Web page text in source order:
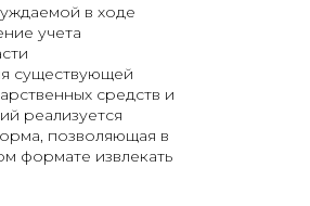
в ходе
учета
существующей
средств и
реализуется
позволяющая в
формате извлекать